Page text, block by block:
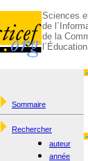
Sciences
de
de la
Sommaire
Rechercher
auteur
année